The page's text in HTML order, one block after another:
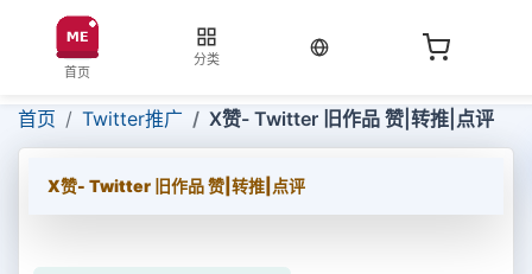
首页
分类
当前语言：中文
首页 Twitter推广 X赞- Twitter 旧作品 赞|转推|点评
X赞- Twitter 旧作品 赞|转推|点评